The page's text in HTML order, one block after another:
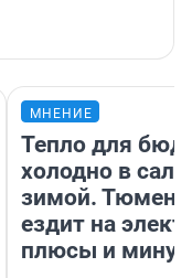
МНЕНИЕ
Тепло для
холодно в
зимой.
ездит на
плюсы и